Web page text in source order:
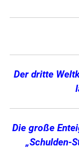
Der dritte
Die große
„Schulden-